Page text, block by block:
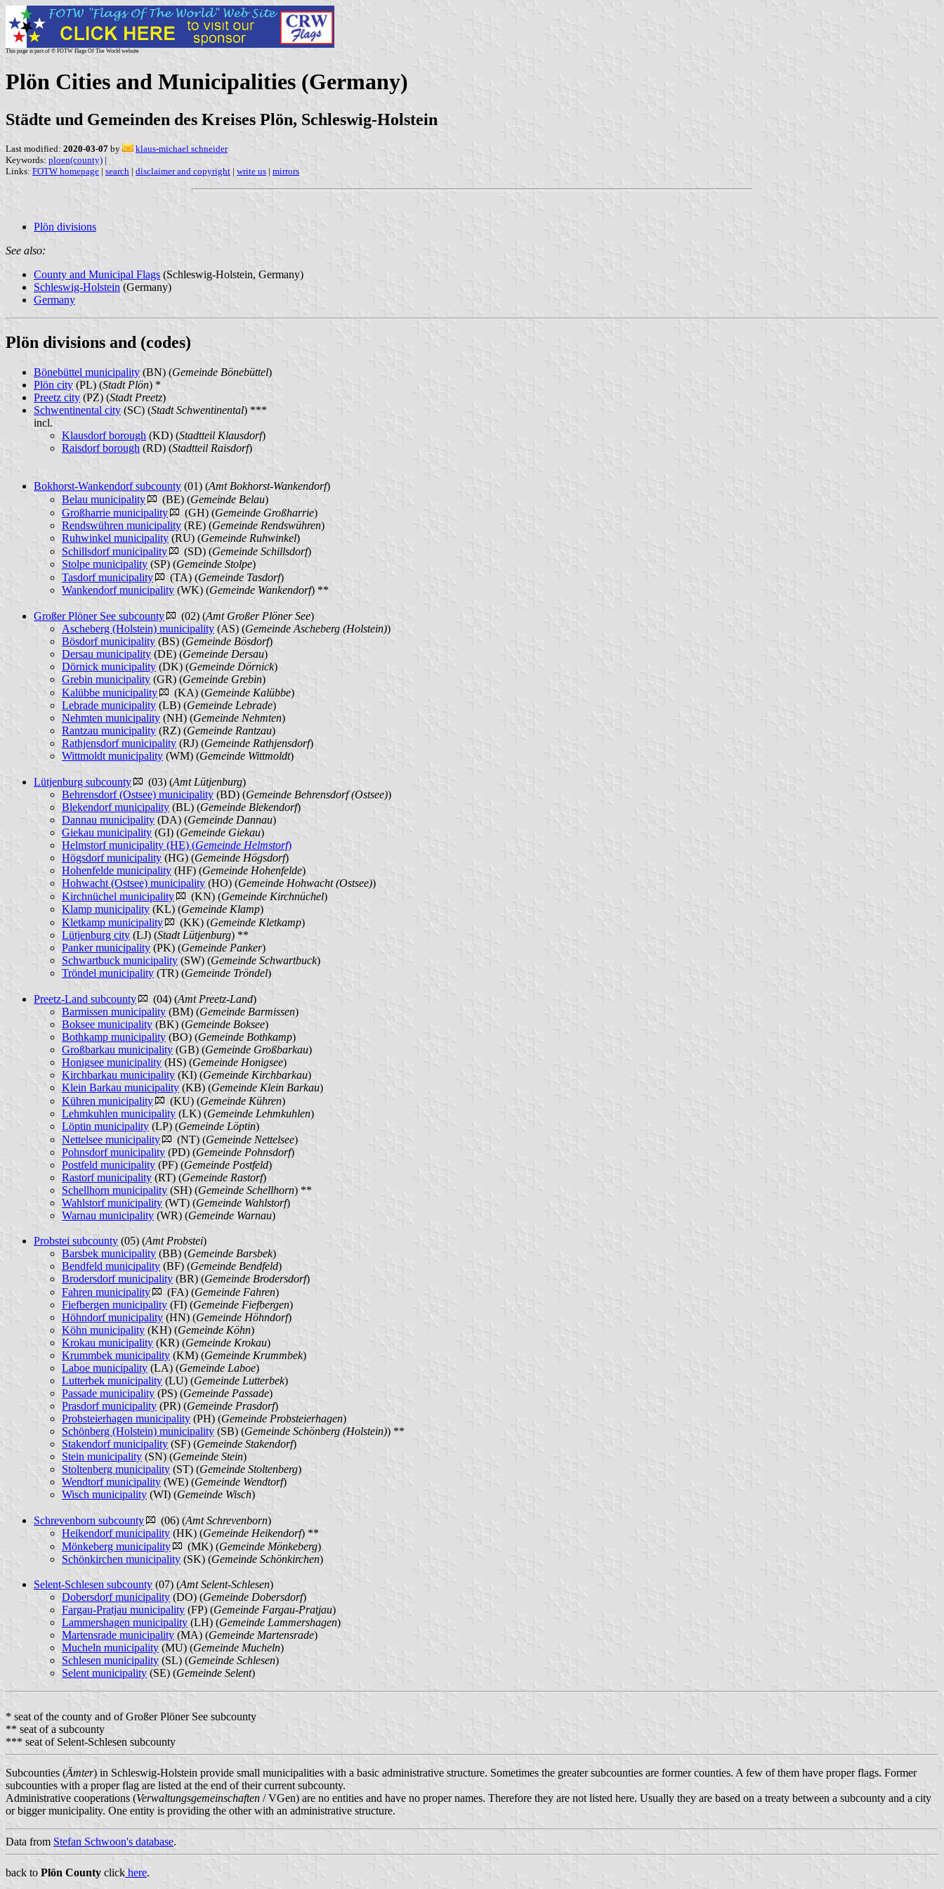
This page is part of © FOTW Flags Of The World website
Plön Cities and Municipalities (Germany)
Städte und Gemeinden des Kreises Plön, Schleswig-Holstein
Last modified: 2020-03-07 by
klaus-michael schneider
Keywords: ploen(county) |
Links: FOTW homepage | search | disclaimer and copyright | write us | mirrors
Plön divisions
See also:
County and Municipal Flags (Schleswig-Holstein, Germany)
Schleswig-Holstein (Germany)
Germany
Plön divisions and (codes)
Bönebüttel municipality (BN) (Gemeinde Bönebüttel)
Plön city (PL) (Stadt Plön) *
Preetz city (PZ) (Stadt Preetz)
Schwentinental city (SC) (Stadt Schwentinental) ***
incl.
Klausdorf borough (KD) (Stadtteil Klausdorf)
Raisdorf borough (RD) (Stadtteil Raisdorf)
Bokhorst-Wankendorf subcounty (01) (Amt Bokhorst-Wankendorf)
Belau municipality
(BE) (Gemeinde Belau)
Großharrie municipality
(GH) (Gemeinde Großharrie)
Rendswühren municipality (RE) (Gemeinde Rendswühren)
Ruhwinkel municipality (RU) (Gemeinde Ruhwinkel)
Schillsdorf municipality
(SD) (Gemeinde Schillsdorf)
Stolpe municipality (SP) (Gemeinde Stolpe)
Tasdorf municipality
(TA) (Gemeinde Tasdorf)
Wankendorf municipality (WK) (Gemeinde Wankendorf) **
Großer Plöner See subcounty (02) (Amt Großer Plöner See)
Ascheberg (Holstein) municipality (AS) (Gemeinde Ascheberg (Holstein))
Bösdorf municipality (BS) (Gemeinde Bösdorf)
Dersau municipality (DE) (Gemeinde Dersau)
Dörnick municipality (DK) (Gemeinde Dörnick)
Grebin municipality (GR) (Gemeinde Grebin)
Kalübbe municipality
(KA) (Gemeinde Kalübbe)
Lebrade municipality (LB) (Gemeinde Lebrade)
Nehmten municipality (NH) (Gemeinde Nehmten)
Rantzau municipality (RZ) (Gemeinde Rantzau)
Rathjensdorf municipality (RJ) (Gemeinde Rathjensdorf)
Wittmoldt municipality (WM) (Gemeinde Wittmoldt)
Lütjenburg subcounty (03) (Amt Lütjenburg)
Behrensdorf (Ostsee) municipality (BD) (Gemeinde Behrensdorf (Ostsee))
Blekendorf municipality (BL) (Gemeinde Blekendorf)
Dannau municipality (DA) (Gemeinde Dannau)
Giekau municipality (GI) (Gemeinde Giekau)
Helmstorf municipality (HE) (Gemeinde Helmstorf)
Högsdorf municipality (HG) (Gemeinde Högsdorf)
Hohenfelde municipality (HF) (Gemeinde Hohenfelde)
Hohwacht (Ostsee) municipality (HO) (Gemeinde Hohwacht (Ostsee))
Kirchnüchel municipality
(KN) (Gemeinde Kirchnüchel)
Klamp municipality (KL) (Gemeinde Klamp)
Kletkamp municipality
(KK) (Gemeinde Kletkamp)
Lütjenburg city (LJ) (Stadt Lütjenburg) **
Panker municipality (PK) (Gemeinde Panker)
Schwartbuck municipality (SW) (Gemeinde Schwartbuck)
Tröndel municipality (TR) (Gemeinde Tröndel)
Preetz-Land subcounty (04) (Amt Preetz-Land)
Barmissen municipality (BM) (Gemeinde Barmissen)
Boksee municipality (BK) (Gemeinde Boksee)
Bothkamp municipality (BO) (Gemeinde Bothkamp)
Großbarkau municipality (GB) (Gemeinde Großbarkau)
Honigsee municipality (HS) (Gemeinde Honigsee)
Kirchbarkau municipality (KI) (Gemeinde Kirchbarkau)
Klein Barkau municipality (KB) (Gemeinde Klein Barkau)
Kühren municipality
(KU) (Gemeinde Kühren)
Lehmkuhlen municipality (LK) (Gemeinde Lehmkuhlen)
Löptin municipality (LP) (Gemeinde Löptin)
Nettelsee municipality
(NT) (Gemeinde Nettelsee)
Pohnsdorf municipality (PD) (Gemeinde Pohnsdorf)
Postfeld municipality (PF) (Gemeinde Postfeld)
Rastorf municipality (RT) (Gemeinde Rastorf)
Schellhorn municipality (SH) (Gemeinde Schellhorn) **
Wahlstorf municipality (WT) (Gemeinde Wahlstorf)
Warnau municipality (WR) (Gemeinde Warnau)
Probstei subcounty (05) (Amt Probstei)
Barsbek municipality (BB) (Gemeinde Barsbek)
Bendfeld municipality (BF) (Gemeinde Bendfeld)
Brodersdorf municipality (BR) (Gemeinde Brodersdorf)
Fahren municipality
(FA) (Gemeinde Fahren)
Fiefbergen municipality (FI) (Gemeinde Fiefbergen)
Höhndorf municipality (HN) (Gemeinde Höhndorf)
Köhn municipality (KH) (Gemeinde Köhn)
Krokau municipality (KR) (Gemeinde Krokau)
Krummbek municipality (KM) (Gemeinde Krummbek)
Laboe municipality (LA) (Gemeinde Laboe)
Lutterbek municipality (LU) (Gemeinde Lutterbek)
Passade municipality (PS) (Gemeinde Passade)
Prasdorf municipality (PR) (Gemeinde Prasdorf)
Probsteierhagen municipality (PH) (Gemeinde Probsteierhagen)
Schönberg (Holstein) municipality (SB) (Gemeinde Schönberg (Holstein)) **
Stakendorf municipality (SF) (Gemeinde Stakendorf)
Stein municipality (SN) (Gemeinde Stein)
Stoltenberg municipality (ST) (Gemeinde Stoltenberg)
Wendtorf municipality (WE) (Gemeinde Wendtorf)
Wisch municipality (WI) (Gemeinde Wisch)
Schrevenborn subcounty (06) (Amt Schrevenborn)
Heikendorf municipality (HK) (Gemeinde Heikendorf) **
Mönkeberg municipality
(MK) (Gemeinde Mönkeberg)
Schönkirchen municipality (SK) (Gemeinde Schönkirchen)
Selent-Schlesen subcounty (07) (Amt Selent-Schlesen)
Dobersdorf municipality (DO) (Gemeinde Dobersdorf)
Fargau-Pratjau municipality (FP) (Gemeinde Fargau-Pratjau)
Lammershagen municipality (LH) (Gemeinde Lammershagen)
Martensrade municipality (MA) (Gemeinde Martensrade)
Mucheln municipality (MU) (Gemeinde Mucheln)
Schlesen municipality (SL) (Gemeinde Schlesen)
Selent municipality (SE) (Gemeinde Selent)
* seat of the county and of Großer Plöner See subcounty
** seat of a subcounty
*** seat of Selent-Schlesen subcounty
Subcounties (Ämter) in Schleswig-Holstein provide small municipalities with a basic administrative structure. Sometimes the greater subcounties are former counties. A few of them have proper flags. Former
subcounties with a proper flag are listed at the end of their current subcounty.
Administrative cooperations (Verwaltungsgemeinschaften / VGen) are no entities and have no proper names. Therefore they are not listed here. Usually they are based on a treaty between a subcounty and a city
or bigger municipality. One entity is providing the other with an administrative structure.
Data from Stefan Schwoon's database.
back to Plön County click here.